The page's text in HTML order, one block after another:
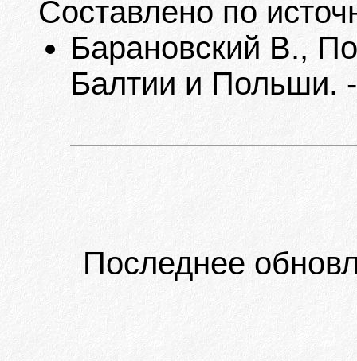
Составлено по
Барановский В.,
Балтии и Польши.
Последнее